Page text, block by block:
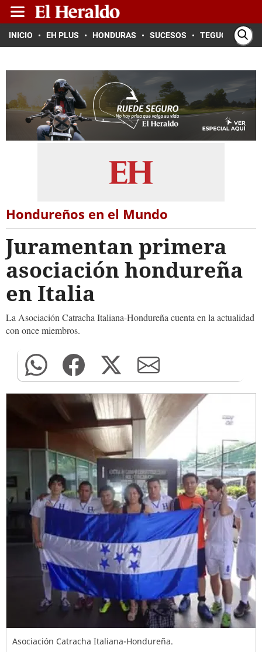
INICIO EH PLUS HONDURAS SUCESOS TEGUCIGALPA
Hondureños en el Mundo
Juramentan primera
asociación hondureña
en Italia
La Asociación Catracha Italiana-Hondureña cuenta en la actualidad
con once miembros.
Asociación Catracha Italiana-Hondureña.